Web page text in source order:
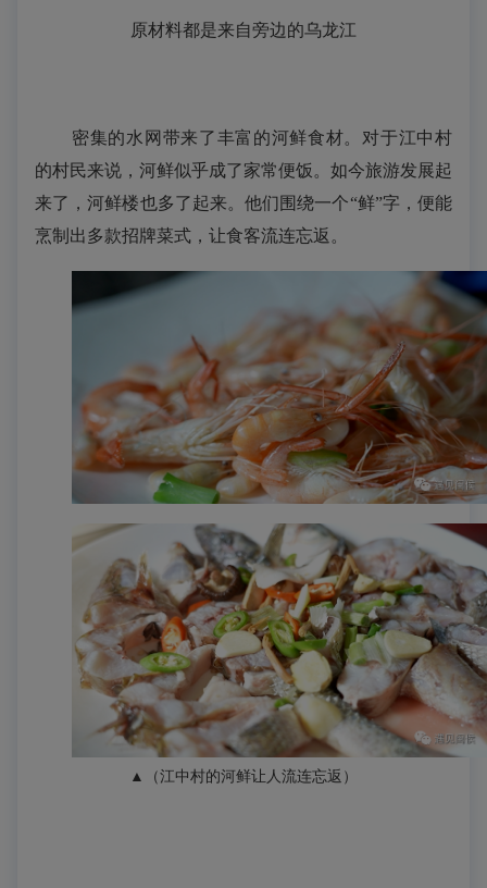
原材料都是来自旁边的乌龙江
密集的水网带来了丰富的河鲜食材。对于江中村
的村民来说，河鲜似乎成了家常便饭。如今旅游发展起
来了，河鲜楼也多了起来。他们围绕一个“鲜”字，便能
烹制出多款招牌菜式，让食客流连忘返。
▲（江中村的河鲜让人流连忘返）